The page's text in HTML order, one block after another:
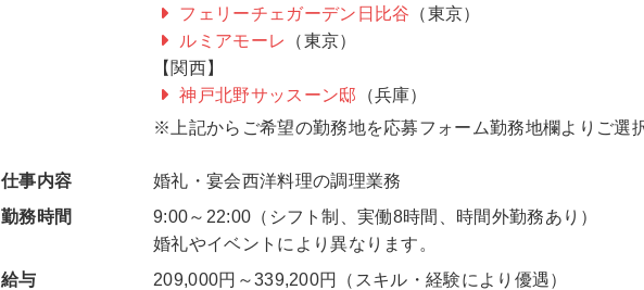
フェリーチェガーデン日比谷 （東京）
ルミアモーレ
（東京）
【関西】
神戸北野サッスーン邸 （兵庫）
※上記からご希望の勤務地を応募フォーム勤務地欄よりご選
仕事内容
婚礼・宴会西洋料理の調理業務
勤務時間
9:00～22:00（シフト制、実働8時間、時間外勤務あり）
婚礼やイベントにより異なります。
給与
209,000円～339,200円（スキル・経験により優遇）